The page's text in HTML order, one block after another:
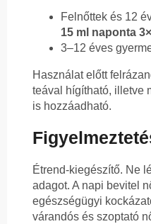
Felnőttek és 12
15 ml naponta 3×
3–12 éves
Használat előtt
teával hígítható, illetve
is hozzáadható.
Étrend-kiegészítő. Ne
adagot. A napi bevitel
egészségügyi
várandós és szoptató